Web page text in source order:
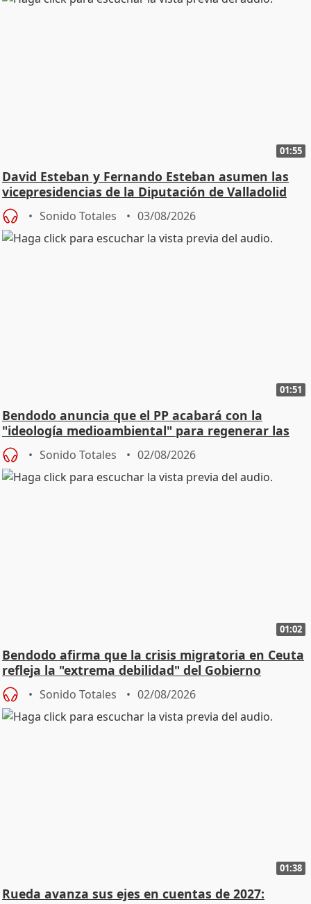
01:55
David Esteban y Fernando Esteban asumen las
vicepresidencias de la Diputación de Valladolid
Sonido Totales 03/08/2026
01:51
Bendodo anuncia que el PP acabará con la
"ideología medioambiental" para regenerar las
playas
Sonido Totales 02/08/2026
01:02
Bendodo afirma que la crisis migratoria en Ceuta
refleja la "extrema debilidad" del Gobierno
Sonido Totales 02/08/2026
01:38
Rueda avanza sus ejes en cuentas de 2027: